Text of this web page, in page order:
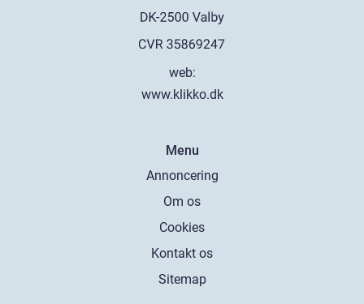
web:
www.klikko.dk
Menu
Annoncering
Om os
Cookies
Kontakt os
Sitemap